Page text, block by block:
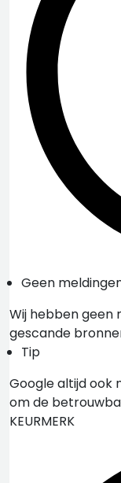
Geen
Wij hebben geen
gescande
Tip
Google altijd ook
om de
KEURMERK